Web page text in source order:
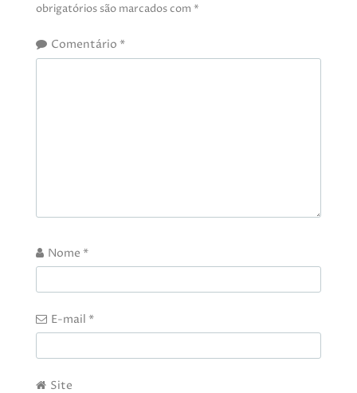
obrigatórios são marcados com *
Comentário *
Nome *
E-mail *
Site